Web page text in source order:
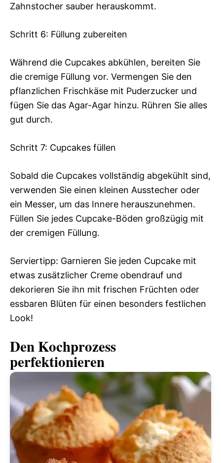
Zahnstocher sauber herauskommt.
Schritt 6: Füllung zubereiten
Während die Cupcakes abkühlen, bereiten Sie
die cremige Füllung vor. Vermengen Sie den
pflanzlichen Frischkäse mit Puderzucker und
fügen Sie das Agar-Agar hinzu. Rühren Sie alles
gut durch.
Schritt 7: Cupcakes füllen
Sobald die Cupcakes vollständig abgekühlt sind,
verwenden Sie einen kleinen Ausstecher oder
ein Messer, um das Innere herauszunehmen.
Füllen Sie jedes Cupcake-Böden großzügig mit
der cremigen Füllung.
Serviertipp: Garnieren Sie jeden Cupcake mit
etwas zusätzlicher Creme obendrauf und
dekorieren Sie ihn mit frischen Früchten oder
essbaren Blüten für einen besonders festlichen
Look!
Den Kochprozess
perfektionieren